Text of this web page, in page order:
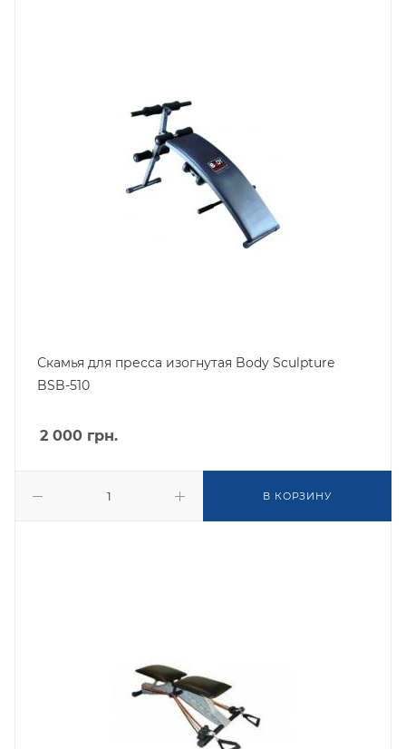
Скамья для пресса изогнутая Body Sculpture
BSB-510
2 000 грн.
В КОРЗИНУ